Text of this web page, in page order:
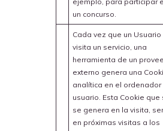
un concurso.
Cada vez que un Usuario
visita un servicio, una
herramienta de un
externo genera una
analítica en el ordenador
usuario. Esta Cookie que
se genera en la visita,
en próximas visitas a los